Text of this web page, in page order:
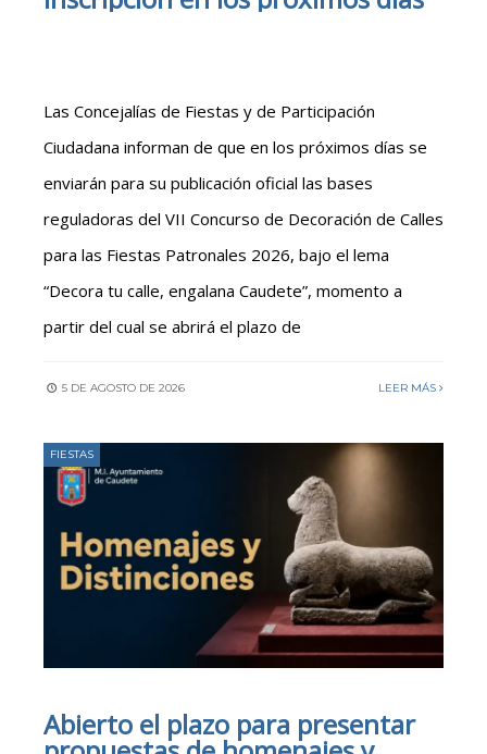
Las Concejalías de Fiestas y de Participación
Ciudadana informan de que en los próximos días se
enviarán para su publicación oficial las bases
reguladoras del VII Concurso de Decoración de Calles
para las Fiestas Patronales 2026, bajo el lema
“Decora tu calle, engalana Caudete”, momento a
partir del cual se abrirá el plazo de
5 DE AGOSTO DE 2026 LEER MÁS
FIESTAS
Abierto el plazo para presentar